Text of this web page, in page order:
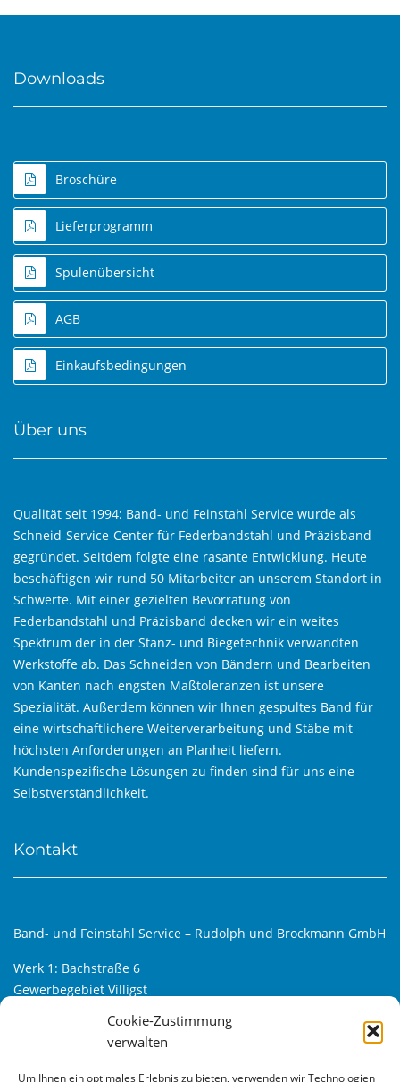
Cookie-Zustimmung
verwalten
Um Ihnen ein optimales Erlebnis zu bieten, verwenden wir Technologien
Downloads
Broschüre
Lieferprogramm
Spulenübersicht
AGB
Einkaufsbedingungen
Über uns
Qualität seit 1994: Band- und Feinstahl Service wurde als
Schneid-Service-Center für Federbandstahl und Präzisband
gegründet. Seitdem folgte eine rasante Entwicklung. Heute
beschäftigen wir rund 50 Mitarbeiter an unserem Standort in
Schwerte. Mit einer gezielten Bevorratung von
Federbandstahl und Präzisband decken wir ein weites
Spektrum der in der Stanz- und Biegetechnik verwandten
Werkstoffe ab. Das Schneiden von Bändern und Bearbeiten
von Kanten nach engsten Maßtoleranzen ist unsere
Spezialität. Außerdem können wir Ihnen gespultes Band für
eine wirtschaftlichere Weiterverarbeitung und Stäbe mit
höchsten Anforderungen an Planheit liefern.
Kundenspezifische Lösungen zu finden sind für uns eine
Selbstverständlichkeit.
Kontakt
Band- und Feinstahl Service – Rudolph und Brockmann GmbH
Werk 1: Bachstraße 6
Gewerbegebiet Villigst
Werk 2: Alfred-Klanke-Str. 6